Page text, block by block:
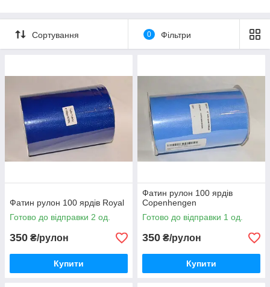
Сортування 0 Фільтри
Фатин рулон 100 ярдів Royal
Готово до відправки 2 од.
350 ₴/рулон
Купити
Фатин рулон 100 ярдів
Copenhengen
Готово до відправки 1 од.
350 ₴/рулон
Купити